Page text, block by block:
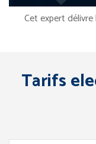
Cet expert
Tarifs